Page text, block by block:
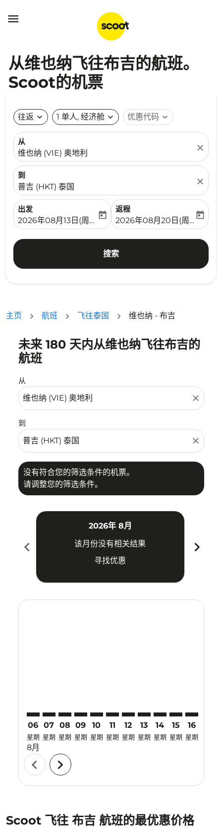

从维也纳飞往布吉的航班。
Scoot的机票
往返 expand_more 1 单人, 经济舱 expand_more 优惠代码 expand_more
从
维也纳 (VIE) 奥地利
close
到
普吉 (HKT) 泰国
close
出发
fc-booking-departure-date-aria-label
2026年08月13日(周四)
today
返程
fc-booking-return-date-
2026年08月20日(周四)
today
搜索
主页 航班 飞往泰国 维也纳 - 布吉
未来 180 天内从维也纳飞往布吉的
航班
从
close
到
close
没有符合您的筛选条件的机票。
请调整您的筛选条件。
没有符合您的筛选条件的机票。请调整您的筛选条件。
chevron_left
2026年 8月
该月份没有相关结果
寻找优惠
chevron_right
06
星期
8月
07
星期
08
星期
09
星期
10
星期
11
星期
12
星期
13
星期
14
星期
15
星期
16
星期
chevron_left chevron_right
Scoot 飞往 布吉 航班的最优惠价格